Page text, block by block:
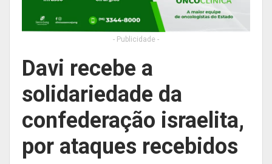
- Publicidade -
Davi recebe a
solidariedade da
confederação israelita,
por ataques recebidos